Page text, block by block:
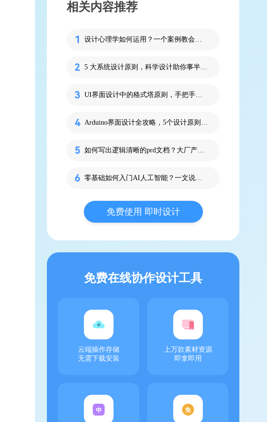
相关内容推荐
设计心理学如何运用？一个案例教会你！
5 大系统设计原则，科学设计助你事半功倍！
UI界面设计中的格式塔原则，手把手教你应用
Arduino界面设计全攻略，5个设计原则打造友好UI！
如何写出逻辑清晰的prd文档？大厂产品经理亲身示范
零基础如何入门AI人工智能？一文说明！
免费使用 即时设计
免费在线协作设计工具
云端操作存储
无需下载安装
上万款素材资源
即拿即用